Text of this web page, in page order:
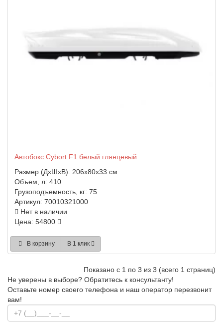
Автобокс Cybort F1 белый глянцевый
Размер (ДхШхВ): 206x80x33 см
Объем, л: 410
Грузоподъемность, кг: 75
Артикул: 70010321000
Нет в наличии
Цена: 54800
В корзину В 1 клик
Показано с 1 по 3 из 3 (всего 1 страниц)
Не уверены в выборе? Обратитесь к консультанту!
Оставьте номер своего телефона и наш оператор перезвонит
вам!